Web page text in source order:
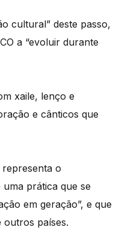
cultural” deste passo,
a “evoluir durante
xaile, lenço e
e cânticos que
o
prática que se
em geração”, e que
outros países.